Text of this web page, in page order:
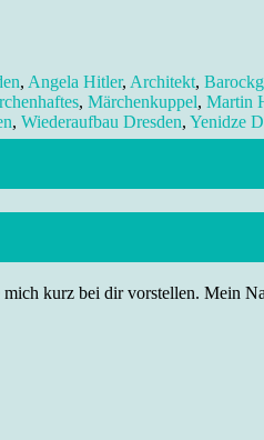
, Angela Hitler, Architekt,
, Märchenkuppel, Martin
, Wiederaufbau Dresden, Yenidze
kurz bei dir vorstellen. Mein